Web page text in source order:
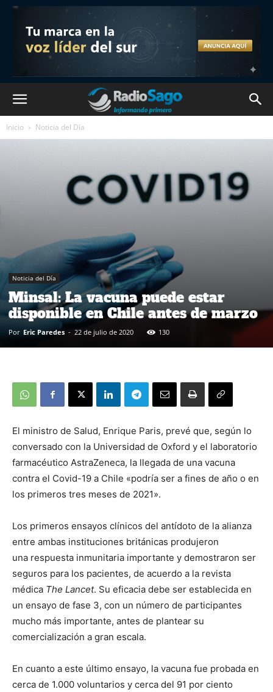
Inicio Noticia del Día
Noticia del Día
Minsal: La vacuna puede estar
disponible en Chile antes de marzo
Por Eric Paredes - 22 de julio de 2020 130
El ministro de Salud, Enrique Paris, prevé que, según lo
conversado con la Universidad de Oxford y el laboratorio
farmacéutico AstraZeneca, la llegada de una vacuna
contra el Covid-19 a Chile «podría ser a fines de año o en
los primeros tres meses de 2021».
Los primeros ensayos clínicos del antídoto de la alianza
entre ambas instituciones británicas produjeron
una respuesta inmunitaria importante y demostraron ser
seguros para los pacientes, de acuerdo a la revista
médica The Lancet. Su eficacia debe ser establecida en
un ensayo de fase 3, con un número de participantes
mucho más importante, antes de plantear su
comercialización a gran escala.
En cuanto a este último ensayo, la vacuna fue probada en
cerca de 1.000 voluntarios y cerca del 91 por ciento